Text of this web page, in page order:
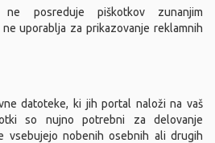
ne posreduje piškotkov zunanjim
uporablja za prikazovanje reklamnih
datoteke, ki jih portal naloži na vaš
so nujno potrebni za delovanje
vsebujejo nobenih osebnih ali drugih